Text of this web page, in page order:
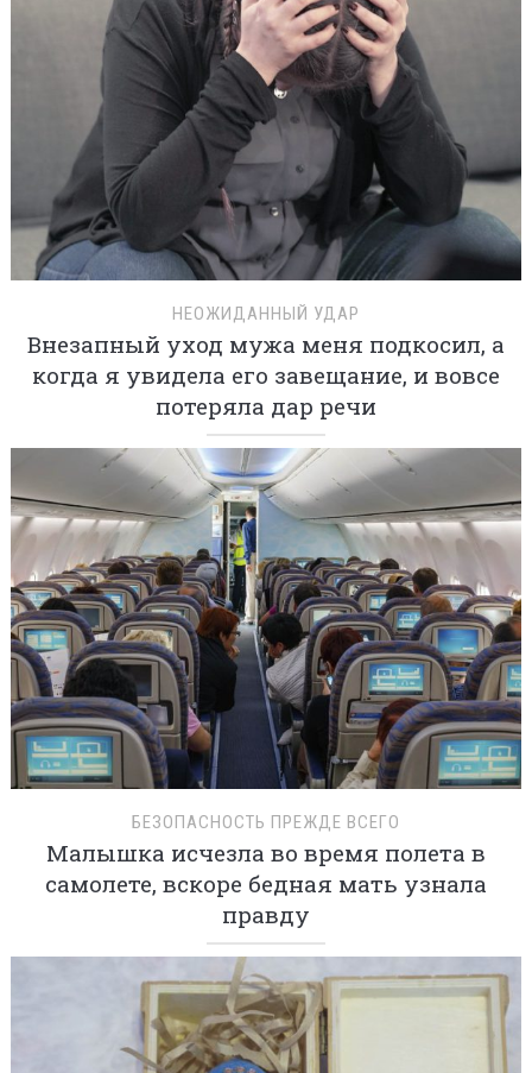
НЕОЖИДАННЫЙ УДАР
Внезапный уход мужа меня подкосил, а
когда я увидела его завещание, и вовсе
потеряла дар речи
БЕЗОПАСНОСТЬ ПРЕЖДЕ ВСЕГО
Малышка исчезла во время полета в
самолете, вскоре бедная мать узнала
правду